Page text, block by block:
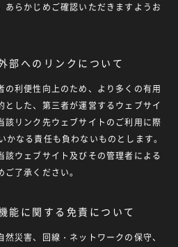
らかじめご確認いただきますようお
部へのリンクについて
の利便性向上のため、より多くの有用
した、第三者が運営するウェブサイ
該リンク先ウェブサイトのご利用に際
なる責任も負わないものとします。
該ウェブサイト及びその管理者による
了承ください。
能に関する免責について
災害、回線・ネットワークの保守、